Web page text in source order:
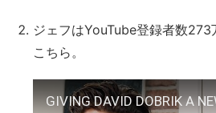
ジェフはYouTube登録者数
こちら。